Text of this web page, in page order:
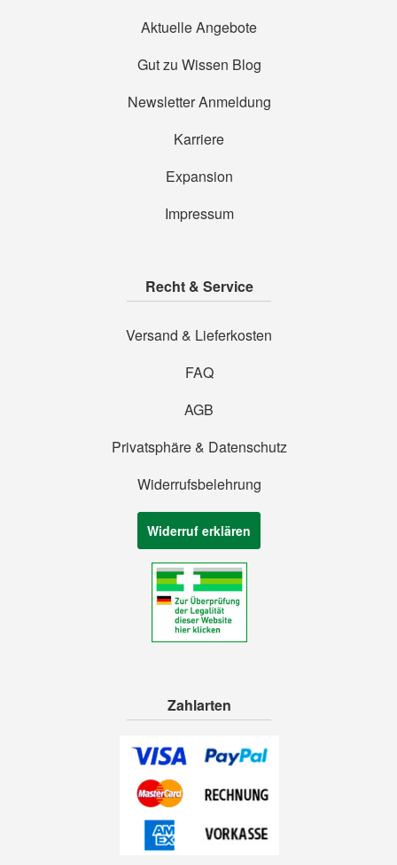
Aktuelle Angebote
Gut zu Wissen Blog
Newsletter Anmeldung
Karriere
Expansion
Impressum
Recht & Service
Versand & Lieferkosten
FAQ
AGB
Privatsphäre & Datenschutz
Widerrufsbelehrung
Widerruf erklären
Zahlarten